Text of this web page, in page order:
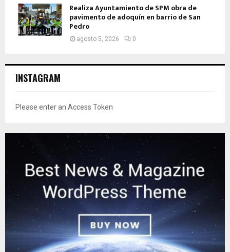
Realiza Ayuntamiento de SPM obra de
pavimento de adoquín en barrio de San
Pedro
agosto 5, 2026 0
INSTAGRAM
Please enter an Access Token